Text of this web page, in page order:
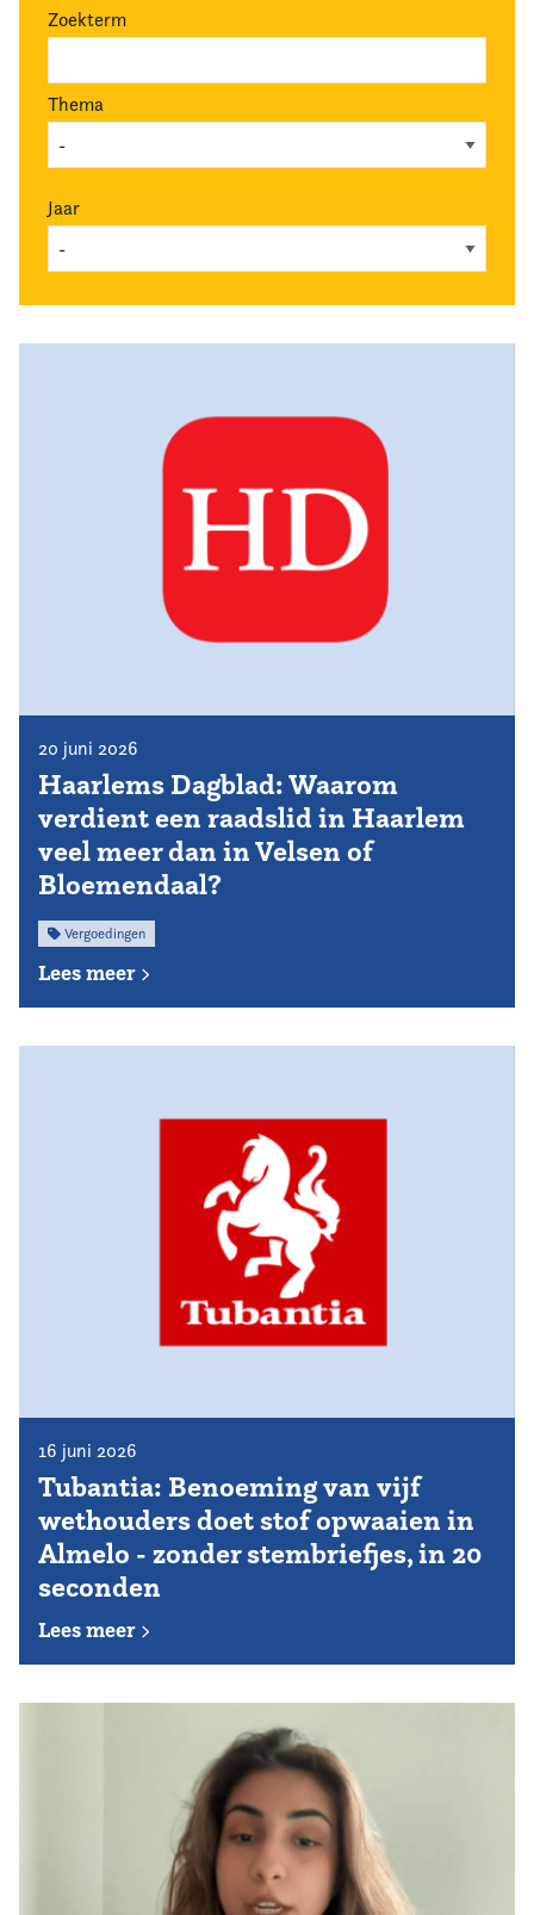
Zoekterm
Thema
Jaar
20 juni 2026
Haarlems Dagblad: Waarom
verdient een raadslid in Haarlem
veel meer dan in Velsen of
Bloemendaal?
Vergoedingen
Lees meer
16 juni 2026
Tubantia: Benoeming van vijf
wethouders doet stof opwaaien in
Almelo - zonder stembriefjes, in 20
seconden
Lees meer